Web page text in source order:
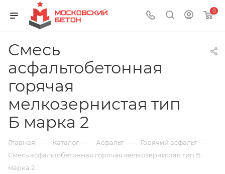
0
Смесь
асфальтобетонная
горячая
мелкозернистая тип
Б марка 2
Главная — Каталог — Асфальт — Горячий асфальт —
Смесь асфальтобетонная горячая мелкозернистая тип Б
марка 2